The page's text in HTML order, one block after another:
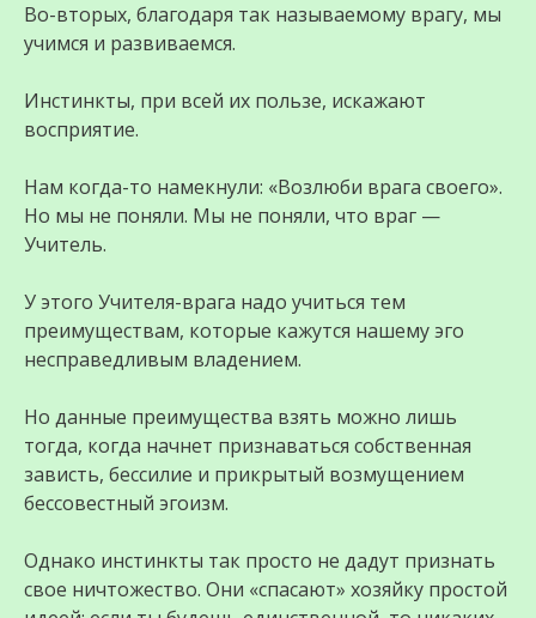
Во-вторых, благодаря так называемому врагу, мы
учимся и развиваемся.
Инстинкты, при всей их пользе, искажают
восприятие.
Нам когда-то намекнули: «Возлюби врага своего».
Но мы не поняли. Мы не поняли, что враг —
Учитель.
У этого Учителя-врага надо учиться тем
преимуществам, которые кажутся нашему эго
несправедливым владением.
Но данные преимущества взять можно лишь
тогда, когда начнет признаваться собственная
зависть, бессилие и прикрытый возмущением
бессовестный эгоизм.
Однако инстинкты так просто не дадут признать
свое ничтожество. Они «спасают» хозяйку простой